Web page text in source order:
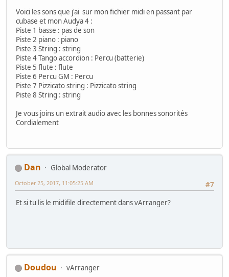
Voici les sons que j'ai sur mon fichier midi en passant par
cubase et mon Audya 4 :
Piste 1 basse : pas de son
Piste 2 piano : piano
Piste 3 String : string
Piste 4 Tango accordion : Percu (batterie)
Piste 5 flute : flute
Piste 6 Percu GM : Percu
Piste 7 Pizzicato string : Pizzicato string
Piste 8 String : string
Je vous joins un extrait audio avec les bonnes sonorités
Cordialement
Dan
Global Moderator
#7
October 25, 2017, 11:05:25 AM
Et si tu lis le midifile directement dans vArranger?
Doudou
vArranger